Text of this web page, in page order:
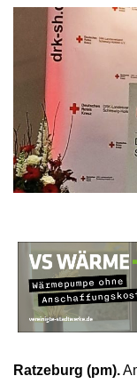
Ratzeburg (pm).